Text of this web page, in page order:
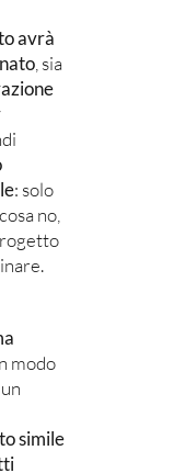
avrà
, sia
: solo
no,
modo
simile